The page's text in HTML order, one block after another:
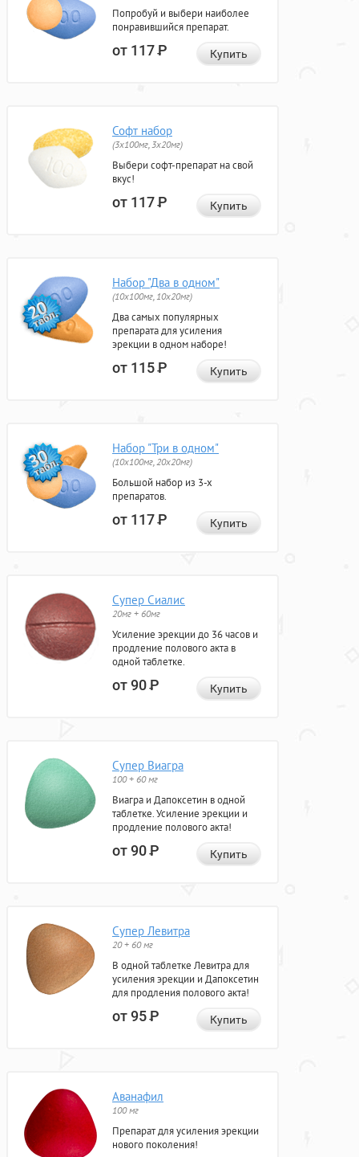
Попробуй и выбери наиболее
понравившийся препарат.
от 117Р Купить
Софт набор
(3x100мг, 3x20мг)
Выбери софт-препарат на свой
вкус!
от 117Р Купить
Набор "Два в одном"
(10x100мг, 10x20мг)
Два самых популярных
препарата для усиления
эрекции в одном наборе!
от 115Р Купить
Набор "Три в одном"
(10x100мг, 20x20мг)
Большой набор из 3-х
препаратов.
от 117Р Купить
Супер Сиалис
20мг + 60мг
Усиление эрекции до 36 часов и
продление полового акта в
одной таблетке.
от 90Р Купить
Супер Виагра
100 + 60 мг
Виагра и Дапоксетин в одной
таблетке. Усиление эрекции и
продление полового акта!
от 90Р Купить
Супер Левитра
20 + 60 мг
В одной таблетке Левитра для
усиления эрекции и Дапоксетин
для продления полового акта!
от 95Р Купить
Аванафил
100 мг
Препарат для усиления эрекции
нового поколения!